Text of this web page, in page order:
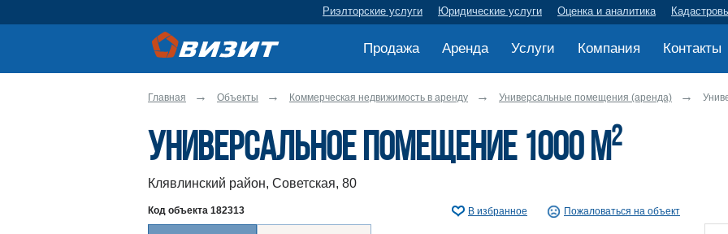
Риэлторские услуги Юридические услуги Оценка и аналитика
Продажа Аренда Услуги Компания Контакты
Главная Объекты Коммерческая недвижимость в аренду Универсальные помещения (аренда)
Универсальное помещение 1000 м2
Клявлинский район, Советская, 80
Код объекта 182313 В избранное Пожаловаться на объект